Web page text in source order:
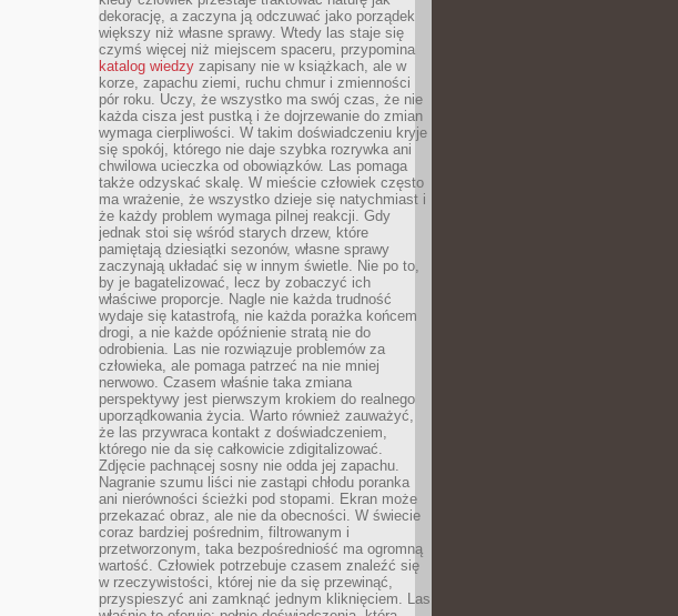
dekorację, a zaczyna ją odczuwać jako porządek
większy niż własne sprawy. Wtedy las staje się
czymś więcej niż miejscem spaceru, przypomina
katalog wiedzy zapisany nie w książkach, ale w
korze, zapachu ziemi, ruchu chmur i zmienności
pór roku. Uczy, że wszystko ma swój czas, że nie
każda cisza jest pustką i że dojrzewanie do zmian
wymaga cierpliwości. W takim doświadczeniu kryje
się spokój, którego nie daje szybka rozrywka ani
chwilowa ucieczka od obowiązków. Las pomaga
także odzyskać skalę. W mieście człowiek często
ma wrażenie, że wszystko dzieje się natychmiast i
że każdy problem wymaga pilnej reakcji. Gdy
jednak stoi się wśród starych drzew, które
pamiętają dziesiątki sezonów, własne sprawy
zaczynają układać się w innym świetle. Nie po to,
by je bagatelizować, lecz by zobaczyć ich
właściwe proporcje. Nagle nie każda trudność
wydaje się katastrofą, nie każda porażka końcem
drogi, a nie każde opóźnienie stratą nie do
odrobienia. Las nie rozwiązuje problemów za
człowieka, ale pomaga patrzeć na nie mniej
nerwowo. Czasem właśnie taka zmiana
perspektywy jest pierwszym krokiem do realnego
uporządkowania życia. Warto również zauważyć,
że las przywraca kontakt z doświadczeniem,
którego nie da się całkowicie zdigitalizować.
Zdjęcie pachnącej sosny nie odda jej zapachu.
Nagranie szumu liści nie zastąpi chłodu poranka
ani nierówności ścieżki pod stopami. Ekran może
przekazać obraz, ale nie da obecności. W świecie
coraz bardziej pośrednim, filtrowanym i
przetworzonym, taka bezpośredniość ma ogromną
wartość. Człowiek potrzebuje czasem znaleźć się
w rzeczywistości, której nie da się przewinąć,
przyspieszyć ani zamknąć jednym kliknięciem. Las